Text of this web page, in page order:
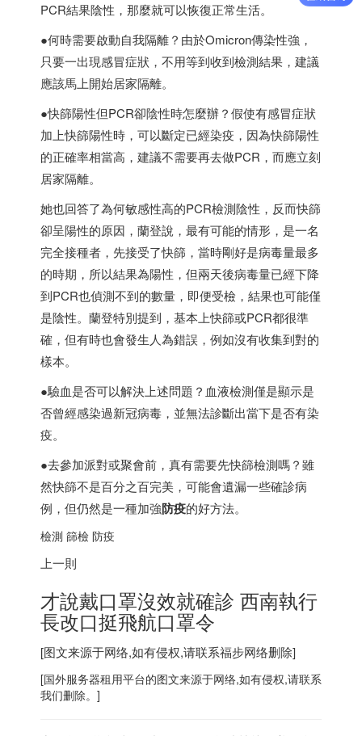
PCR結果陰性，那麼就可以恢復正常生活。
●何時需要啟動自我隔離？由於Omicron傳染性強，
只要一出現感冒症狀，不用等到收到檢測結果，建議
應該馬上開始居家隔離。
●快篩陽性但PCR卻陰性時怎麼辦？假使有感冒症狀
加上快篩陽性時，可以斷定已經染疫，因為快篩陽性
的正確率相當高，建議不需要再去做PCR，而應立刻
居家隔離。
她也回答了為何敏感性高的PCR檢測陰性，反而快篩
卻呈陽性的原因，蘭登說，最有可能的情形，是一名
完全接種者，先接受了快篩，當時剛好是病毒量最多
的時期，所以結果為陽性，但兩天後病毒量已經下降
到PCR也偵測不到的數量，即便受檢，結果也可能僅
是陰性。蘭登特別提到，基本上快篩或PCR都很準
確，但有時也會發生人為錯誤，例如沒有收集到對的
樣本。
●驗血是否可以解決上述問題？血液檢測僅是顯示是
否曾經感染過新冠病毒，並無法診斷出當下是否有染
疫。
●去參加派對或聚會前，真有需要先快篩檢測嗎？雖
然快篩不是百分之百完美，可能會遺漏一些確診病
例，但仍然是一種加強防疫的好方法。
檢測 篩檢 防疫
上一則
才說戴口罩沒效就確診 西南執行
長改口挺飛航口罩令
[图文来源于网络,如有侵权,请联系福步网络删除]
[国外服务器租用平台的图文来源于网络,如有侵权,请联系
我们删除。]